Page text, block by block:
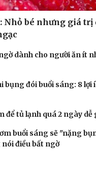
Podcast
Câu
Kể
Nhỏ bé nhưng giá
dành cho người ăn ít
bụng đói buổi sáng: 8 lợi
để tủ lạnh quá 2 ngày dễ
buổi sáng sẽ "nặng
điều bất ngờ